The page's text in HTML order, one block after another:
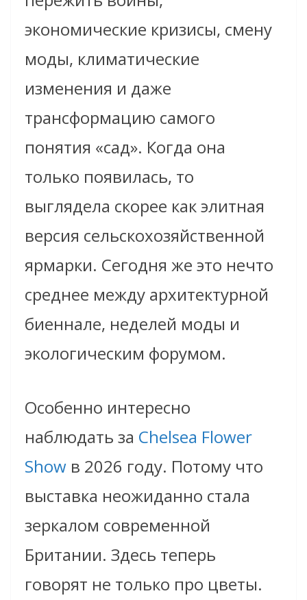
экономические кризисы, смену
моды, климатические
изменения и даже
трансформацию самого
понятия «сад». Когда она
только появилась, то
выглядела скорее как элитная
версия сельскохозяйственной
ярмарки. Сегодня же это нечто
среднее между архитектурной
биеннале, неделей моды и
экологическим форумом.
Особенно интересно
наблюдать за Chelsea Flower
Show в 2026 году. Потому что
выставка неожиданно стала
зеркалом современной
Британии. Здесь теперь
говорят не только про цветы.